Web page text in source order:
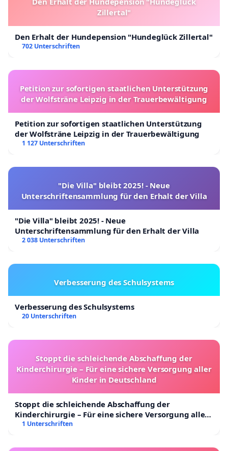
Zillertal"
Den Erhalt der Hundepension "Hundeglück Zillertal"
702 Unterschriften
Petition zur sofortigen staatlichen Unterstützung
der Wolfsträne Leipzig in der Trauerbewältigung
Petition zur sofortigen staatlichen Unterstützung
der Wolfsträne Leipzig in der Trauerbewältigung
1 127 Unterschriften
"Die Villa" bleibt 2025! - Neue
Unterschriftensammlung für den Erhalt der Villa
"Die Villa" bleibt 2025! - Neue
Unterschriftensammlung für den Erhalt der Villa
2 038 Unterschriften
Verbesserung des Schulsystems
Verbesserung des Schulsystems
20 Unterschriften
Stoppt die schleichende Abschaffung der
Kinderchirurgie – Für eine sichere Versorgung aller
Kinder in Deutschland
Stoppt die schleichende Abschaffung der
Kinderchirurgie – Für eine sichere Versorgung aller
Kinder in Deutschland
1 Unterschriften